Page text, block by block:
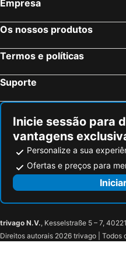
Evelia Hotels
Hotel Aria
Coupvray, França Hotéis
Bordéus, Aquitânia Hotéis
Magny le Hongre, França Hotéis
Empresa
Os nossos produtos
Termos e políticas
Suporte
Inicie sessão para
vantagens
Personalize a sua
Ofertas e preços para
trivago N.V., Kesselstraße 5 – 7,
Direitos autorais 2026 trivago | Todos